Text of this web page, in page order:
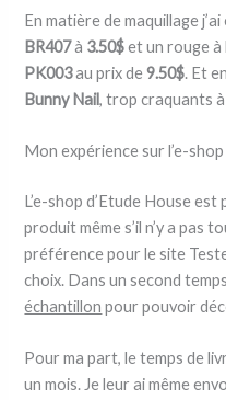
En matière de maquillage
BR407à 3.50$et un rouge à
PK003au prix de9.50$. Et
Bunny Nail, trop craquants à
Mon expérience sur l’e-
L’e-shop d’Etude House
produit même s’il n’y a pas
préférence pour le site
choix. Dans un second
échantillon pour pouvoir
Pour ma part, le temps de
un mois. Je leur ai même